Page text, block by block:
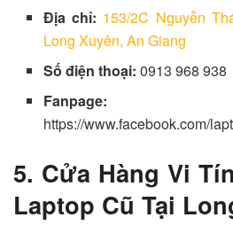
Địa chỉ: 153/2C Nguyễn
Long Xuyên, An Giang
Số điện thoại:0913 968 938
Fanpage:
https://www.facebook.com/
5. Cửa Hàng Vi
Laptop Cũ Tại